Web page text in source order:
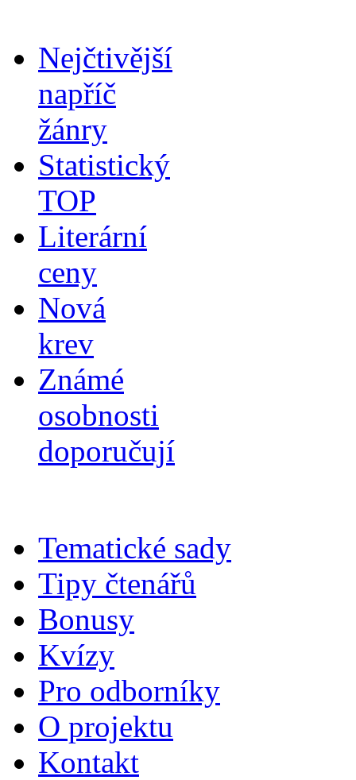
Nejčtivější
napříč
žánry
Statistický
TOP
Literární
ceny
Nová
krev
Známé
osobnosti
doporučují
Tematické sady
Tipy čtenářů
Bonusy
Kvízy
Pro odborníky
O projektu
Kontakt